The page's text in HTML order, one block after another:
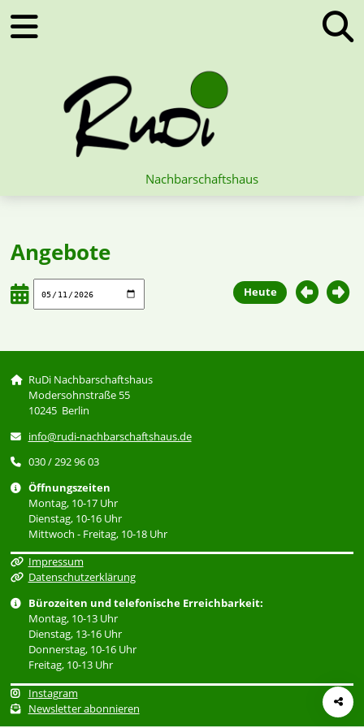
Nachbarschaftshaus
Angebote
Heute
RuDi Nachbarschaftshaus
Modersohnstraße 55
10245 Berlin
info@rudi-nachbarschaftshaus.de
030 / 292 96 03
Öffnungszeiten
Montag, 10-17 Uhr
Dienstag, 10-16 Uhr
Mittwoch - Freitag, 10-18 Uhr
Impressum
Datenschutzerklärung
Bürozeiten und telefonische Erreichbarkeit:
Montag, 10-13 Uhr
Dienstag, 13-16 Uhr
Donnerstag, 10-16 Uhr
Freitag, 10-13 Uhr
Instagram
Newsletter abonnieren